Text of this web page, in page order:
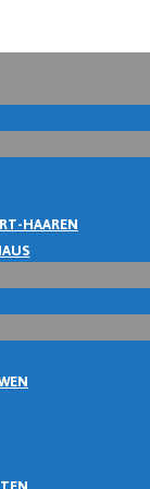
HAAREN